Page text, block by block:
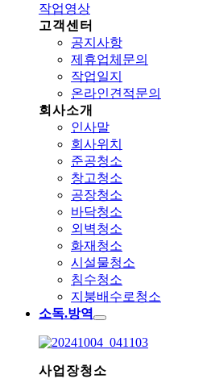
작업영상
고객센터
공지사항
제휴업체문의
작업일지
온라인견적문의
회사소개
인사말
회사위치
준공청소
창고청소
공장청소
바닥청소
외벽청소
화재청소
시설물청소
침수청소
지붕배수로청소
소독.방역
사업장청소